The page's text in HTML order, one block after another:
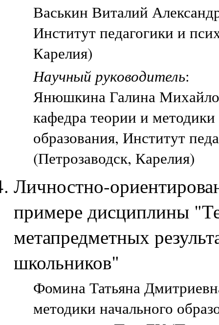
Васькин Виталий
Институт педагогики и
Карелия)
Научный руководитель:
Янюшкина Галина
кафедра теории и
образования, Институт
(Петрозаводск, Карелия)
Личностно-
примере дисциплины
метапредметных
школьников"
Фомина Татьяна
методики начального